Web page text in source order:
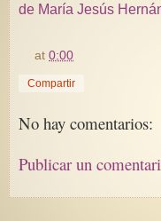
de María Jesús
at0:00
Compartir
No hay comentarios:
Publicar un